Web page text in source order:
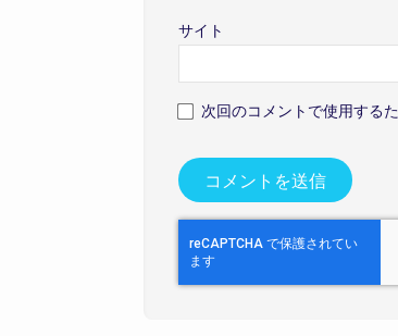
サイト
次回のコメントで使用する